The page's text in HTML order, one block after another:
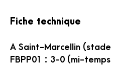
Fiche technique
A Saint-Marcellin (stade
FBPP01 : 3-0 (mi-